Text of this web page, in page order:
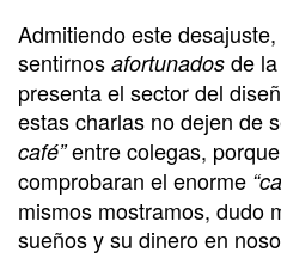
Admitiendo este
sentirnos afortunados de
presenta el sector del
estas charlas no dejen de
café”entre colegas,
comprobaran el enorme
mismos mostramos, dudo
sueños y su dinero en